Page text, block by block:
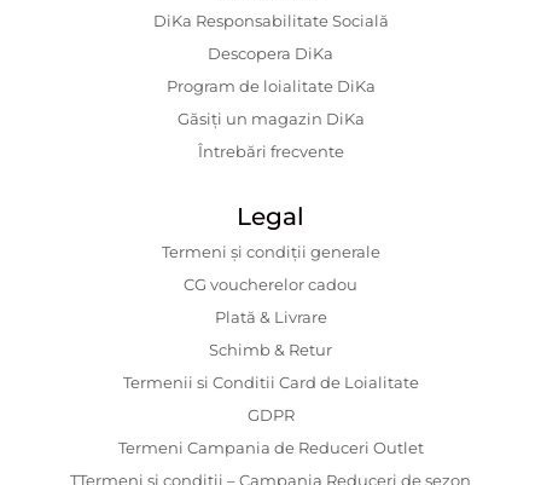
DiKa Responsabilitate Socială
Descopera DiKa
Program de loialitate DiKa
Găsiți un magazin DiKa
Întrebări frecvente
Legal
Termeni și condiții generale
CG voucherelor cadou
Plată & Livrare
Schimb & Retur
Termenii si Conditii Card de Loialitate
GDPR
Termeni Campania de Reduceri Outlet
TTermeni și condiții – Campania Reduceri de sezon